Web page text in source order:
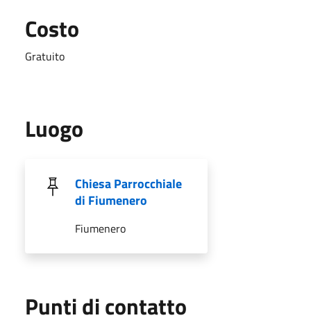
Costo
Gratuito
Luogo
Chiesa Parrocchiale
di Fiumenero
Fiumenero
Punti di contatto